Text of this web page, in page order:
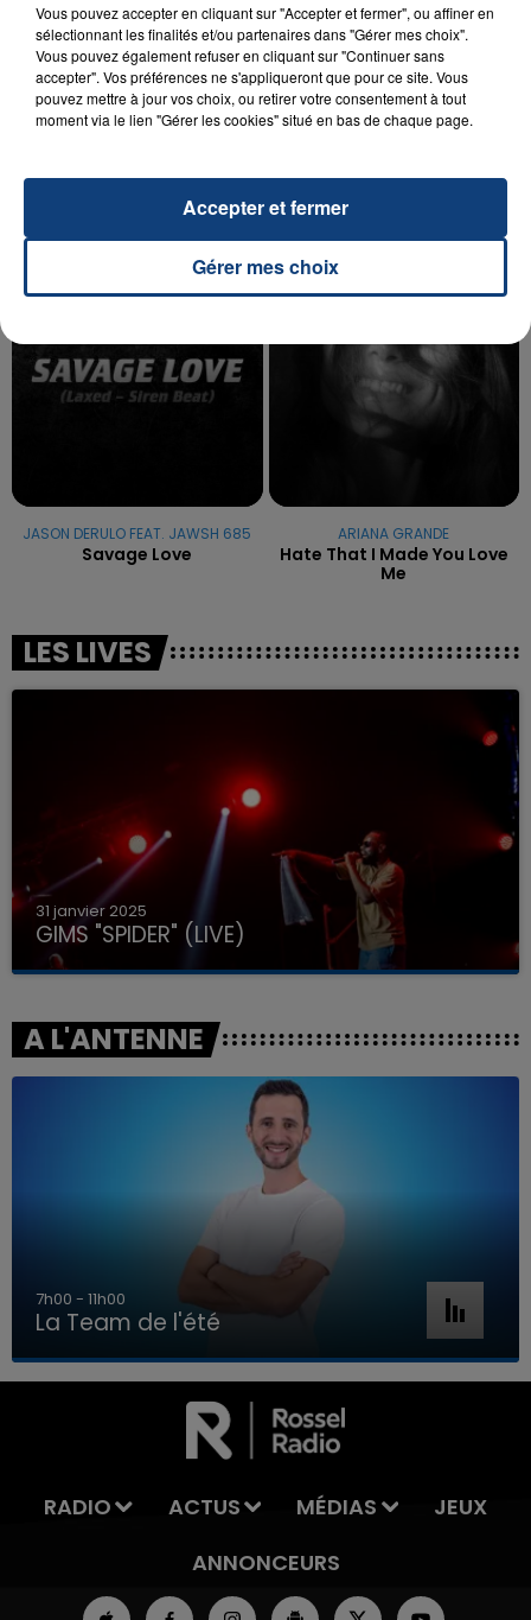
LA TEAM DE L'ÉTÉ
20 juillet 2026
UNE ADOLESCENTE DEVANT SE FAIRE
OPÉRER DE LA CHEVILLE RESSORT DE LA...
TITRES DIFFUSÉS
8h39
8h39
JASON DERULO FEAT. JAWSH 685
Savage Love
8h36
8h36
ARIANA GRANDE
Hate That I Made You Love
Me
LES LIVES
31 janvier 2025
GIMS "SPIDER" (LIVE)
A L'ANTENNE
7h00 - 11h00
La Team de l'été
RADIO ACTUS MÉDIAS
JEUX
ANNONCEURS
Vous pouvez accepter en cliquant sur "Accepter et fermer", ou affiner en
sélectionnant les finalités et/ou partenaires dans "Gérer mes choix".
Vous pouvez également refuser en cliquant sur "Continuer sans
accepter". Vos préférences ne s'appliqueront que pour ce site. Vous
pouvez mettre à jour vos choix, ou retirer votre consentement à tout
moment via le lien "Gérer les cookies" situé en bas de chaque page.
Gérer mes choix
Accepter et fermer